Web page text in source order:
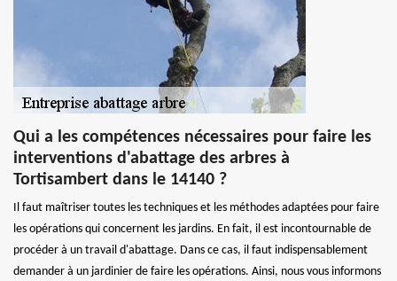
Qui a les compétences nécessaires pour faire les
interventions d'abattage des arbres à
Tortisambert dans le 14140 ?
Il faut maîtriser toutes les techniques et les méthodes adaptées pour faire
les opérations qui concernent les jardins. En fait, il est incontournable de
procéder à un travail d'abattage. Dans ce cas, il faut indispensablement
demander à un jardinier de faire les opérations. Ainsi, nous vous informons